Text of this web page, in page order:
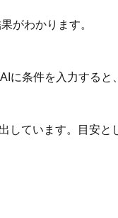
がわかります。
条件を入力する
ています。目安と